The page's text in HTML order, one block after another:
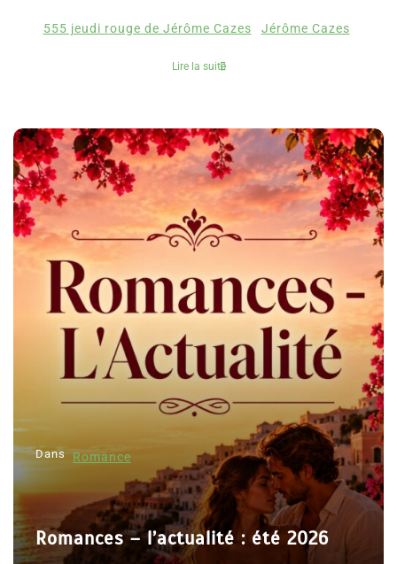
555 jeudi rouge de Jérôme Cazes Jérôme Cazes
Lire la suite
Dans Romance
Romances – l’actualité : été 2026